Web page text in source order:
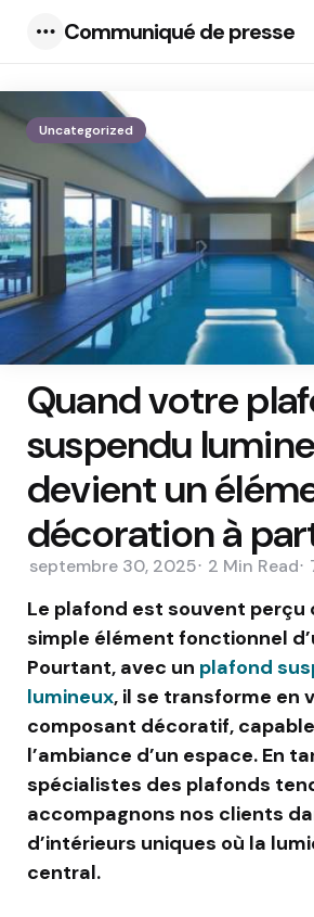
Communiqué de presse
Uncategorized
Quand votre
suspendu
devient un
décoration à
septembre 30, 2025 2 Min Read
Le plafond est souvent perçu
simple élément fonctionnel
Pourtant, avec un plafond
lumineux, il se transforme en
composant décoratif,
l’ambiance d’un espace. En
spécialistes des plafonds
accompagnons nos clients
d’intérieurs uniques où la
central.